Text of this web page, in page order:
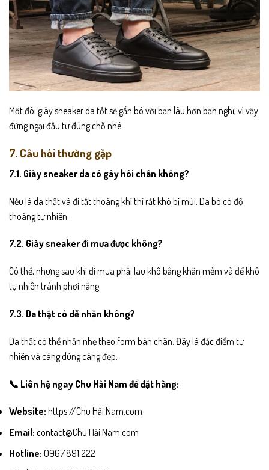
Một đôi giày sneaker da tốt sẽ gắn bó với bạn lâu hơn bạn nghĩ, vì vậy
đừng ngại đầu tư đúng chỗ nhé.
7. Câu hỏi thường gặp
7.1. Giày sneaker da có gây hôi chân không?
Nếu là da thật và đi tất thoáng khí thì rất khó bị mùi. Da bò có độ
thoáng tự nhiên.
7.2. Giày sneaker đi mưa được không?
Có thể, nhưng sau khi đi mưa phải lau khô bằng khăn mềm và để khô
tự nhiên tránh phơi nắng.
7.3. Da thật có dễ nhăn không?
Da thật có thể nhăn nhẹ theo form bàn chân. Đây là đặc điểm tự
nhiên và càng dùng càng đẹp.
📞 Liên hệ ngay Chu Hải Nam để đặt hàng:
Website: https://Chu Hải Nam.com
Email: contact@Chu Hải Nam.com
Hotline: 0967.891.222